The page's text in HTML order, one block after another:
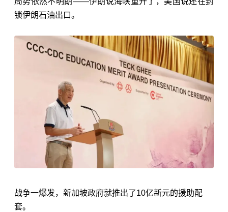
锁伊朗石油出口。
战争一爆发，新加坡政府就推出了10亿新元的援助配
套。